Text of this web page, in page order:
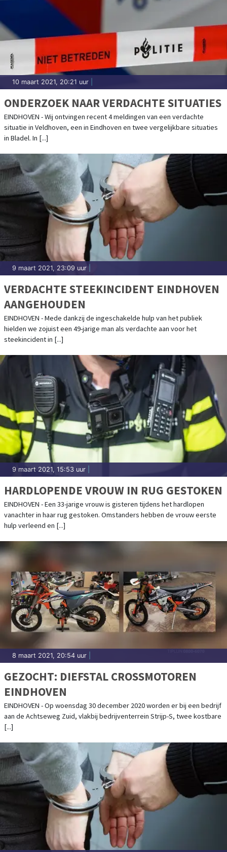
10 maart 2021, 20:21 uur
ONDERZOEK NAAR VERDACHTE SITUATIES
EINDHOVEN - Wij ontvingen recent 4 meldingen van een verdachte
situatie in Veldhoven, een in Eindhoven en twee vergelijkbare situaties
in Bladel. In [...]
9 maart 2021, 23:09 uur
VERDACHTE STEEKINCIDENT EINDHOVEN
AANGEHOUDEN
EINDHOVEN - Mede dankzij de ingeschakelde hulp van het publiek
hielden we zojuist een 49-jarige man als verdachte aan voor het
steekincident in [...]
9 maart 2021, 15:53 uur
HARDLOPENDE VROUW IN RUG GESTOKEN
EINDHOVEN - Een 33-jarige vrouw is gisteren tijdens het hardlopen
vanachter in haar rug gestoken. Omstanders hebben de vrouw eerste
hulp verleend en [...]
8 maart 2021, 20:54 uur
GEZOCHT: DIEFSTAL CROSSMOTOREN
EINDHOVEN
EINDHOVEN - Op woensdag 30 december 2020 worden er bij een bedrijf
aan de Achtseweg Zuid, vlakbij bedrijventerrein Strijp-S, twee kostbare
[...]